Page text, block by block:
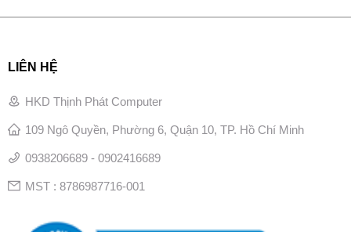
LIÊN HỆ
HKD Thịnh Phát Computer
109 Ngô Quyền, Phường 6, Quận 10, TP. Hồ Chí Minh
0938206689 - 0902416689
MST : 8786987716-001